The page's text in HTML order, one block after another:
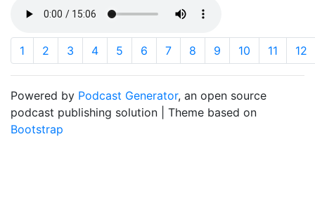
1 2 3 4 5 6 7 8 9 10 11 12
Powered by Podcast Generator, an open source
podcast publishing solution | Theme based on
Bootstrap